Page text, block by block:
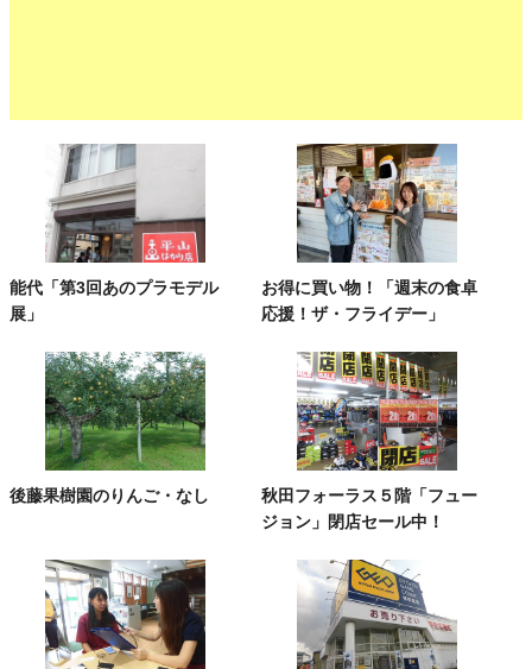
能代「第3回あのプラモデル
展」
お得に買い物！「週末の食卓
応援！ザ・フライデー」
後藤果樹園のりんご・なし
秋田フォーラス５階「フュー
ジョン」閉店セール中！